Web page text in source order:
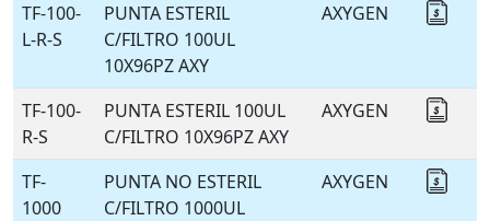
TF-100-
L-R-S
PUNTA ESTERIL
C/FILTRO 100UL
10X96PZ AXY
AXYGEN
TF-100-
R-S
PUNTA ESTERIL 100UL
C/FILTRO 10X96PZ AXY
AXYGEN
TF-
1000
PUNTA NO ESTERIL
C/FILTRO 1000UL
AXYGEN